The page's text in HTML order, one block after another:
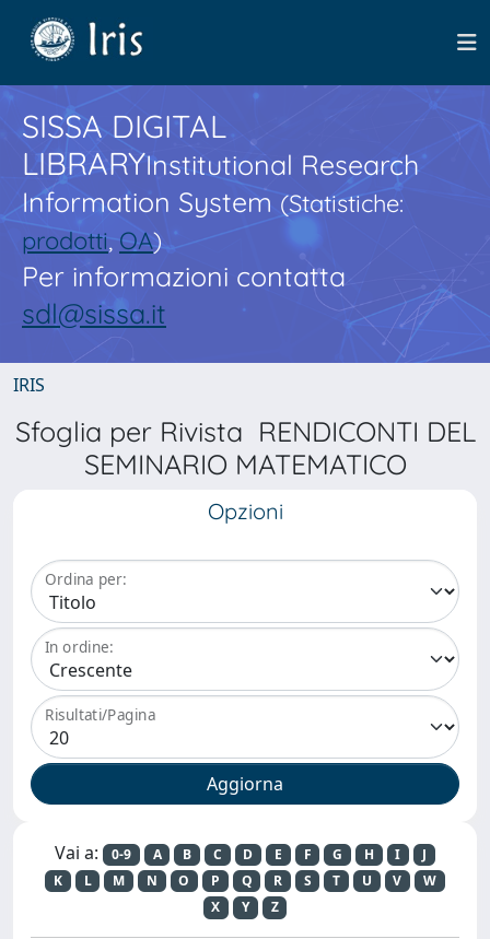
SISSA DIGITAL
LIBRARYInstitutional Research
Information System(Statistiche:
prodotti,OA)
Per informazioni contatta
sdl@sissa.it
IRIS
Sfoglia per Rivista RENDICONTI DEL
SEMINARIO MATEMATICO
Opzioni
Ordina per:
In ordine:
Risultati/Pagina
Vai a: 0-9 A B C D E F G H I
J
K
L M N O P Q R S T U V
W
X
Y Z